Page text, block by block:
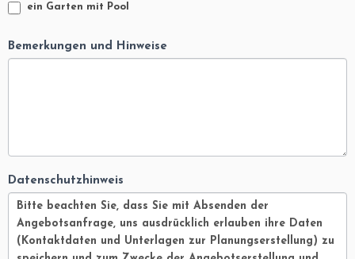
ein Garten mit Pool
Bemerkungen und Hinweise
Datenschutzhinweis